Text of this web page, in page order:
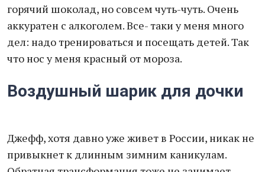
горячий шоколад, но совсем чуть-чуть. Очень
аккуратен с алкоголем. Все- таки у меня много
дел: надо тренироваться и посещать детей. Так
что нос у меня красный от мороза.
Воздушный шарик для дочки
Джефф, хотя давно уже живет в России, никак не
привыкнет к длинным зимним каникулам.